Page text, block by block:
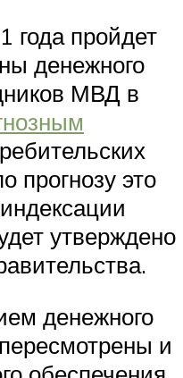
года пройдет
денежного
МВД в
прогнозу это
утверждено
денежного
и